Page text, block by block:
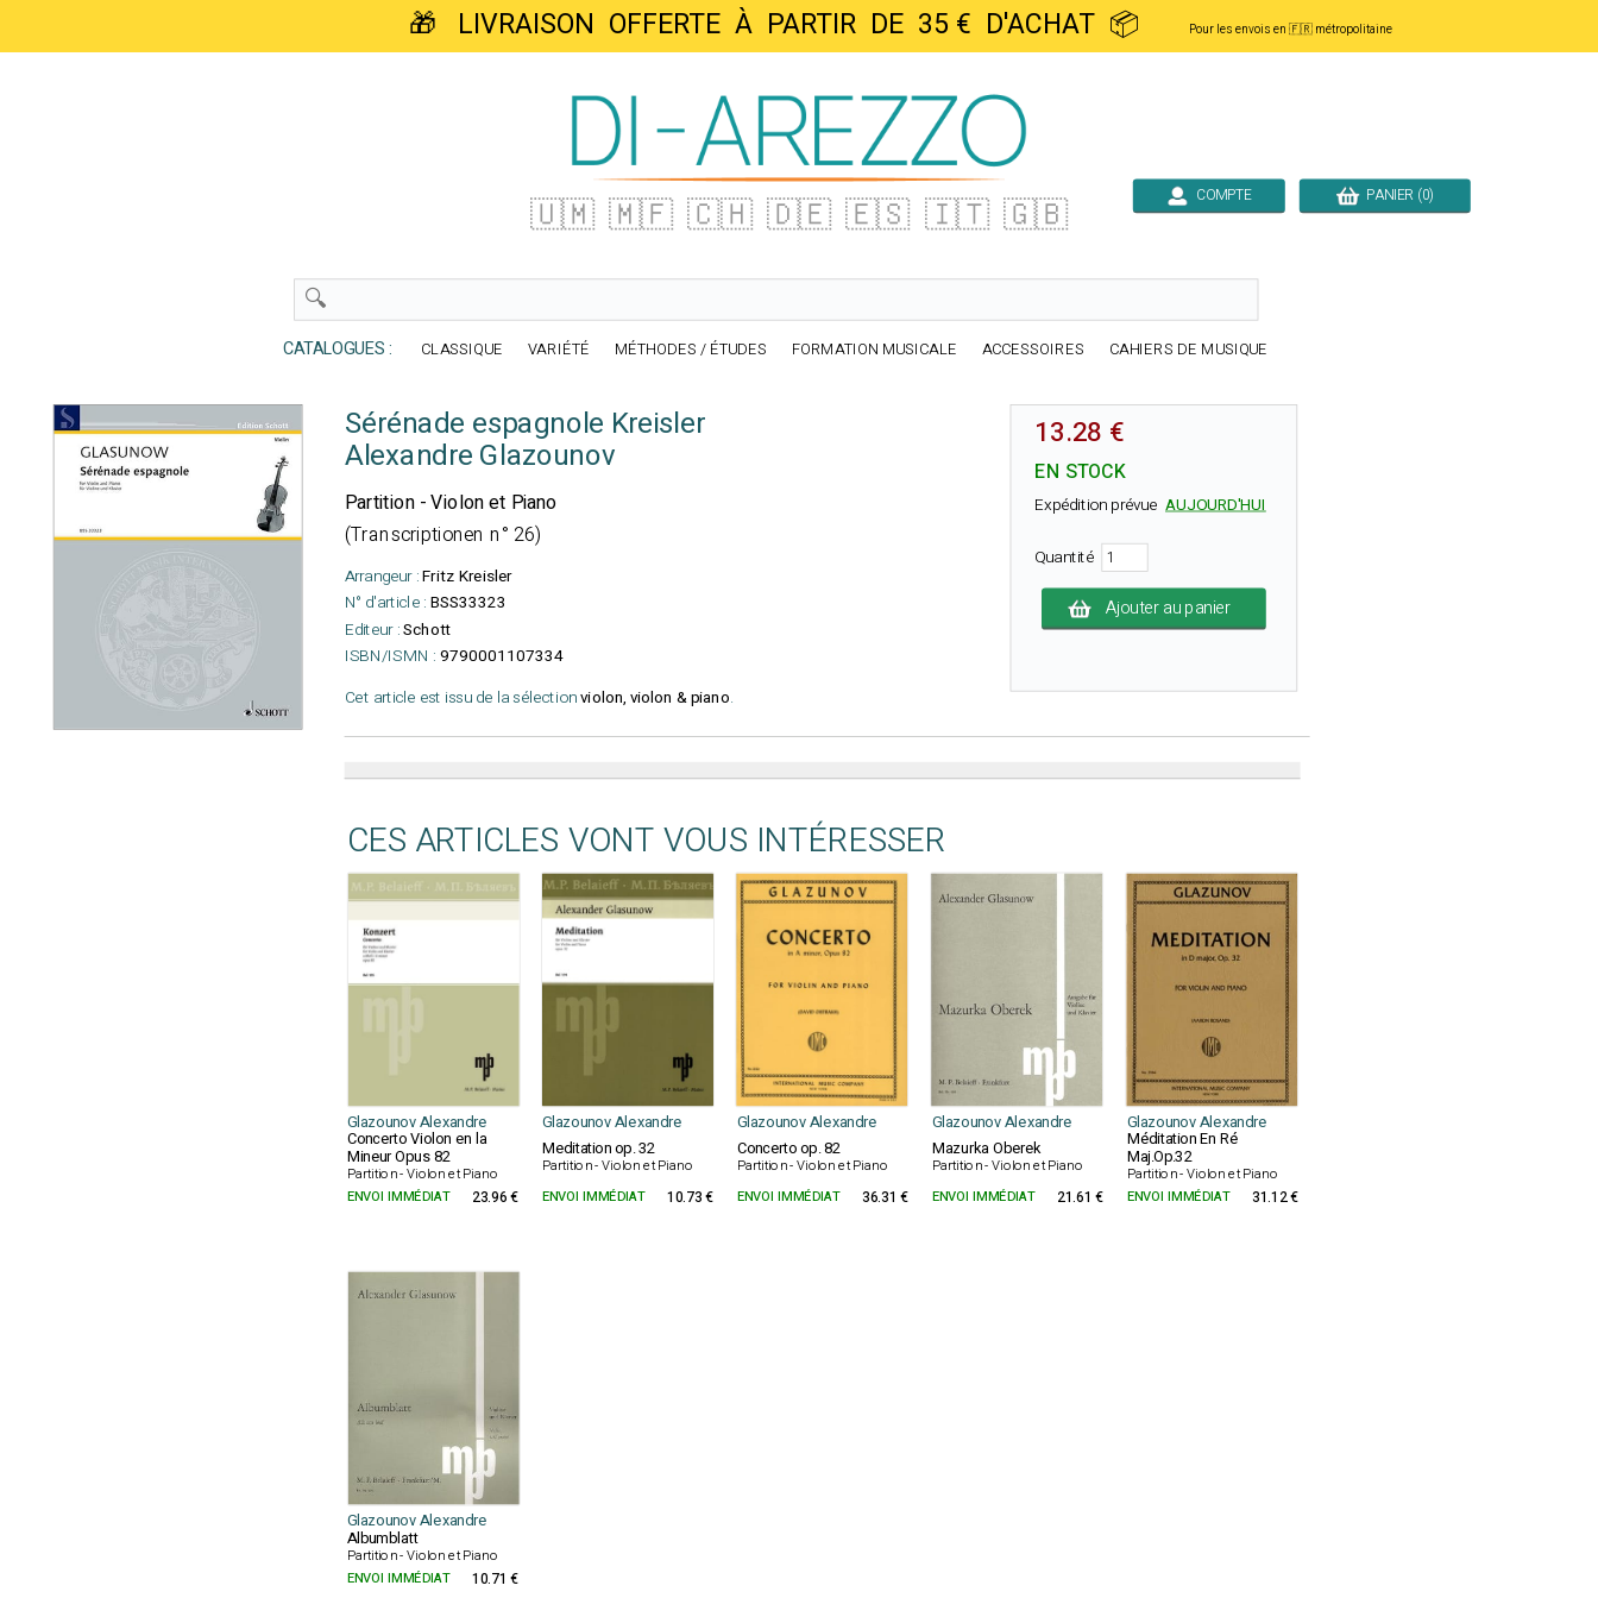
🎁 LIVRAISON OFFERTE À PARTIR DE 35 € D'ACHAT 📦 Pour les envois en 🇫🇷 métropolitaine
🇺🇲 🇲🇫 🇨🇭 🇩🇪 🇪🇸 🇮🇹 🇬🇧 COMPTE PANIER (0)
CATALOGUES : CLASSIQUE VARIÉTÉ MÉTHODES / ÉTUDES FORMATION MUSICALE ACCESSOIRES CAHIERS DE MUSIQUE
Sérénade espagnole Kreisler
Alexandre Glazounov
Partition - Violon et Piano
(Transcriptionen n° 26)
Arrangeur :Fritz Kreisler
N° d'article : BSS33323
Editeur :Schott
ISBN/ISMN : 9790001107334
Cet article est issu de la sélectionviolon, violon & piano.
13.28 €
EN STOCK
Expédition prévue AUJOURD'HUI
Quantité
Ajouter au panier
CES ARTICLES VONT VOUS INTÉRESSER
Glazounov Alexandre Glazounov Alexandre Glazounov Alexandre Glazounov Alexandre Glazounov Alexandre
Concerto Violon en la
Mineur Opus 82
Partition - Violon et Piano
Meditation op. 32
Partition - Violon et Piano
Concerto op. 82
Partition - Violon et Piano
Mazurka Oberek
Partition - Violon et Piano
Méditation En Ré
Maj.Op.32
Partition - Violon et Piano
ENVOI IMMÉDIAT
23.96 € ENVOI IMMÉDIAT 10.73 € ENVOI IMMÉDIAT 36.31 € ENVOI IMMÉDIAT 21.61 € ENVOI IMMÉDIAT 31.12 €
Glazounov Alexandre
Albumblatt
Partition - Violon et Piano
ENVOI IMMÉDIAT
10.71 €